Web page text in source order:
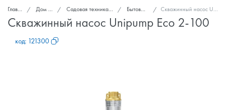
Главная Дом и сад Садовая техника и инструменты Бытовые насосы Скважинный насос Unipump Eco 2-100
Скважинный насос Unipump Eco 2-100
код: 121300